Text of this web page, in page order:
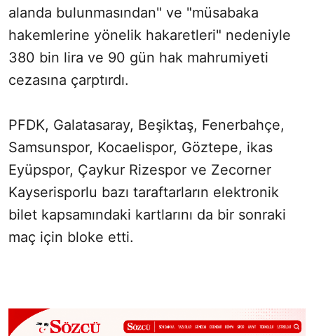
alanda bulunmasından" ve "müsabaka
hakemlerine yönelik hakaretleri" nedeniyle
380 bin lira ve 90 gün hak mahrumiyeti
cezasına çarptırdı.
PFDK, Galatasaray, Beşiktaş, Fenerbahçe,
Samsunspor, Kocaelispor, Göztepe, ikas
Eyüpspor, Çaykur Rizespor ve Zecorner
Kayserisporlu bazı taraftarların elektronik
bilet kapsamındaki kartlarını da bir sonraki
maç için bloke etti.